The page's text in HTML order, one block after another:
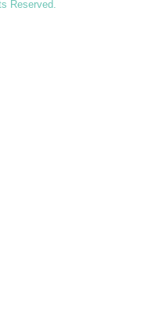
Reserved.